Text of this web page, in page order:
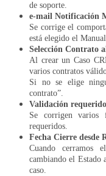
de soporte.
e-mail Notificación
Se corrige el
está elegido el
Selección Contrato
Al crear un Caso
varios contratos
Si no se elige
contrato”.
Validación
Se corrigen varios
requeridos.
Fecha Cierre desde
Cuando cerramos
cambiando el Estado
caso.